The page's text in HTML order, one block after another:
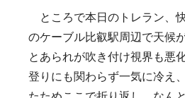
ところで本日のトレラン、
のケーブル比叡駅周辺で天候
とあられが吹き付け視界も悪
登りにも関わらず一気に冷え